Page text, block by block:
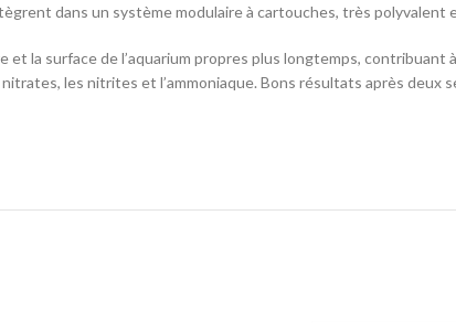
dans un système modulaire à cartouches, très polyvalent
la surface de l’aquarium propres plus longtemps, contribuant
les nitrites et l’ammoniaque. Bons résultats après